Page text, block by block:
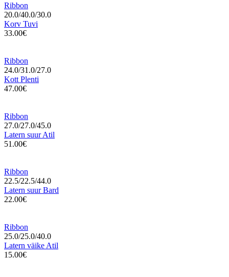
Ribbon
20.0/40.0/30.0
Korv Tuvi
33.00€
Ribbon
24.0/31.0/27.0
Kott Plenti
47.00€
Ribbon
27.0/27.0/45.0
Latern suur Atil
51.00€
Ribbon
22.5/22.5/44.0
Latern suur Bard
22.00€
Ribbon
25.0/25.0/40.0
Latern väike Atil
15.00€